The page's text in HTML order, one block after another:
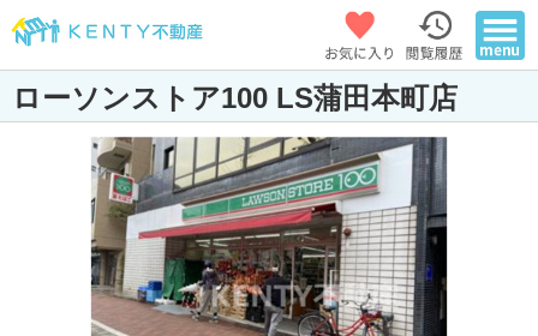
ローソンストア100 LS蒲田本町店